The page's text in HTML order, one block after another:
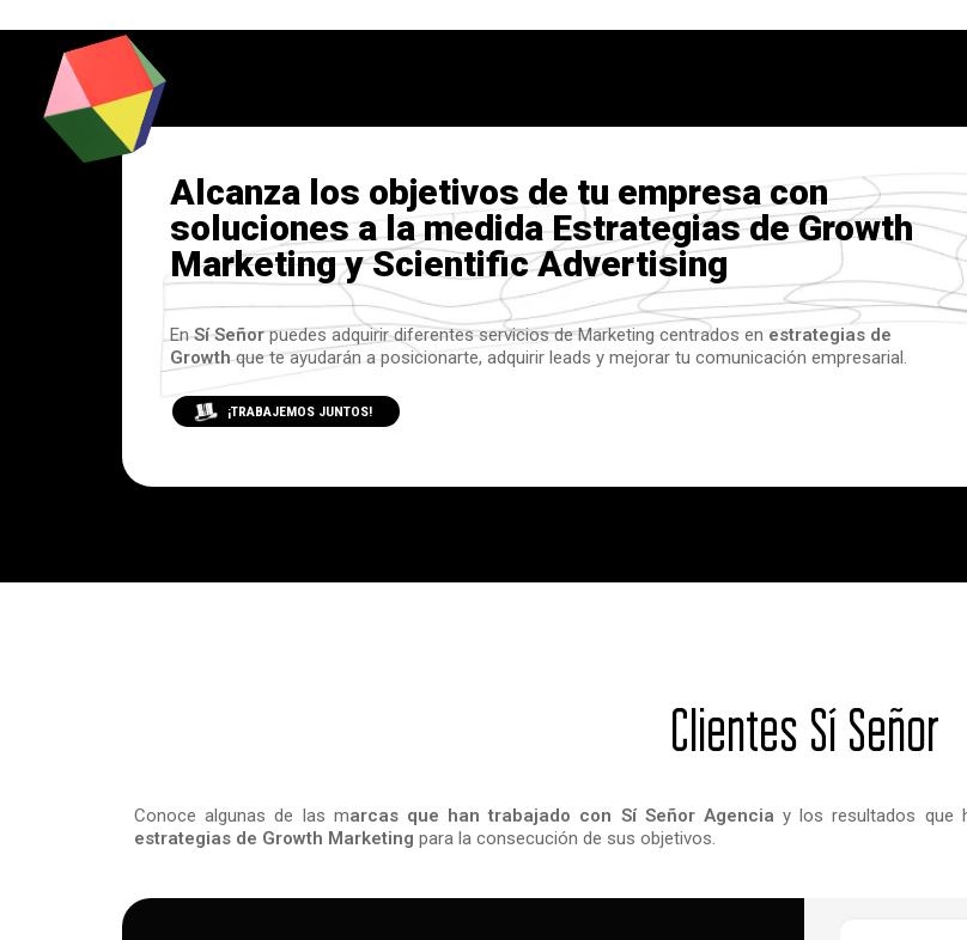
Alcanza los objetivos de tu empresa con
soluciones a la medida Estrategias de Growth
Marketing y Scientific Advertising
EnSí Señorpuedes adquirir diferentes servicios de Marketing centrados en estrategias de
Growthque te ayudarán a posicionarte, adquirir leads y mejorar tu comunicación empresarial.
¡TRABAJEMOS JUNTOS!
Clientes Sí Señor
Conoce algunas de las marcas que han trabajado con Sí Señor Agencia y los resultados que
estrategias de Growth Marketing para la consecución de sus objetivos.